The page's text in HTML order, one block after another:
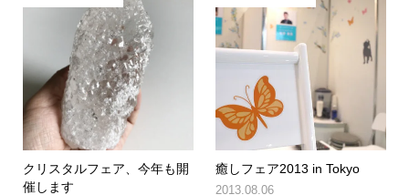
クリスタルフェア、今年も開
催します
癒しフェア2013 in Tokyo
2013.08.06